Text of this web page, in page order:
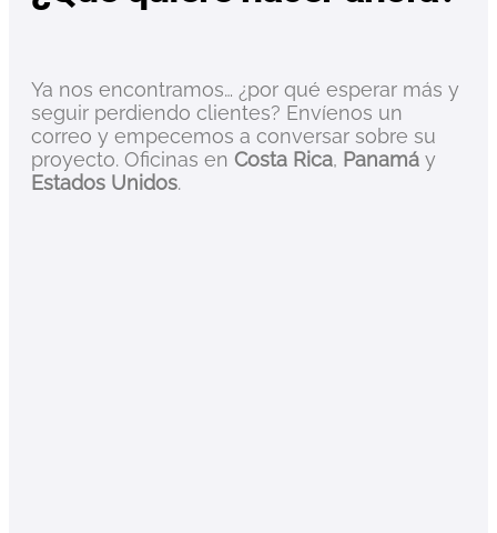
Ya nos encontramos… ¿por qué esperar más y
seguir perdiendo clientes? Envíenos un
correo y empecemos a conversar sobre su
proyecto. Oficinas en Costa Rica, Panamá y
Estados Unidos.